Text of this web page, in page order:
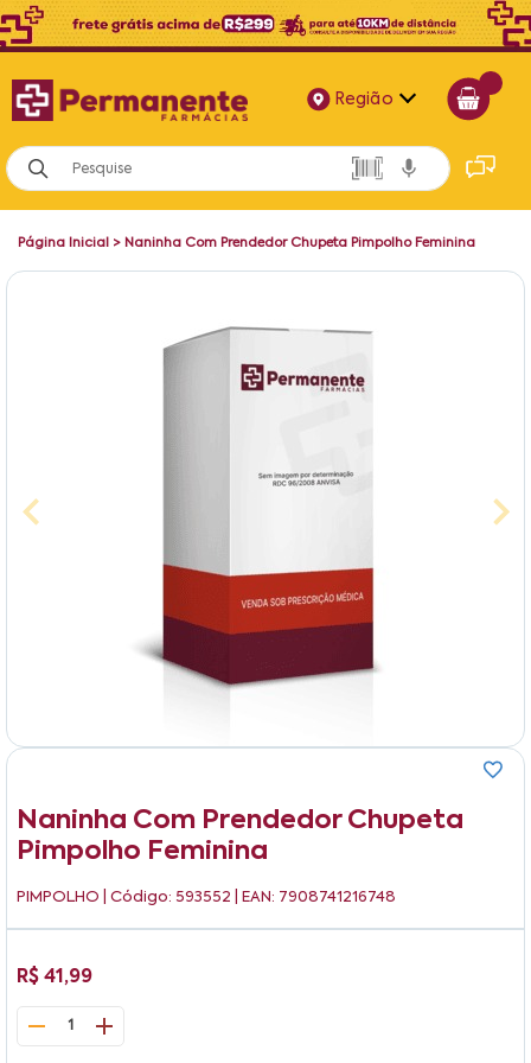
Região
Alagoas
Bahia
Página Inicial > Naninha Com Prendedor Chupeta Pimpolho Feminina
Naninha Com Prendedor Chupeta
Pimpolho Feminina
PIMPOLHO | Código: 593552 | EAN: 7908741216748
R$ 41,99
1